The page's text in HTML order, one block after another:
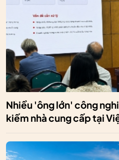
Nhiều 'ông lớn' công
kiếm nhà cung cấp tại